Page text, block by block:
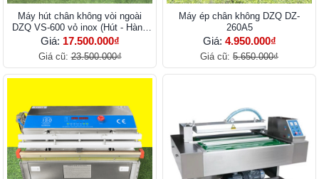
Máy hút chân không vòi ngoài
DZQ VS-600 vỏ inox (Hút - Hàn -
Thổi)
Giá: 17.500.000₫
Giá cũ:23.500.000₫
Máy ép chân không DZQ DZ-
260A5
Giá: 4.950.000₫
Giá cũ: 5.650.000₫